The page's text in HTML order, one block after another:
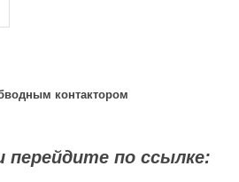
контактором
по ссылке: